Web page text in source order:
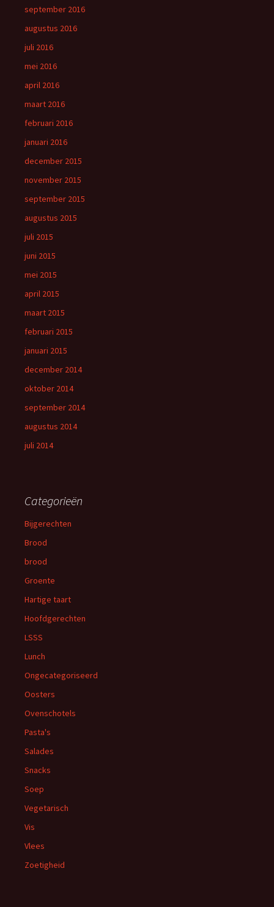
september 2016
augustus 2016
juli 2016
mei 2016
april 2016
maart 2016
februari 2016
januari 2016
december 2015
november 2015
september 2015
augustus 2015
juli 2015
juni 2015
mei 2015
april 2015
maart 2015
februari 2015
januari 2015
december 2014
oktober 2014
september 2014
augustus 2014
juli 2014
Categorieën
Bijgerechten
Brood
brood
Groente
Hartige taart
Hoofdgerechten
LSSS
Lunch
Ongecategoriseerd
Oosters
Ovenschotels
Pasta's
Salades
Snacks
Soep
Vegetarisch
Vis
Vlees
Zoetigheid